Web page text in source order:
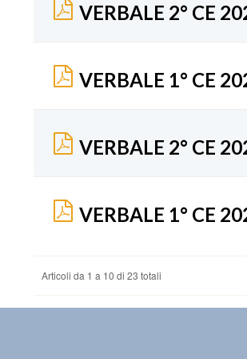
VERBALE 2° CE
VERBALE 1° CE
VERBALE 2° CE
VERBALE 1° CE
Articoli da 1 a 10 di 23 totali